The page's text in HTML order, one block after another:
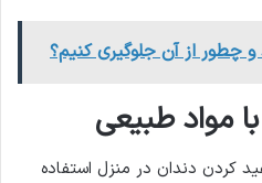
چطور از آن جلوگیری کنیم؟
مواد طبیعی
کردن دندان در منزل استفاده